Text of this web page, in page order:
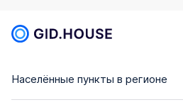
Населённые пункты в регионе